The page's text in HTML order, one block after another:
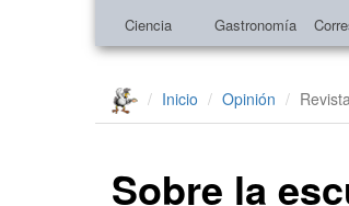
Ciencia
Gastronomía
Inicio Opinión
Sobre la